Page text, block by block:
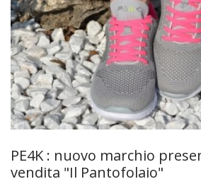
PE4K : nuovo marchio
vendita "Il Pantofolaio"